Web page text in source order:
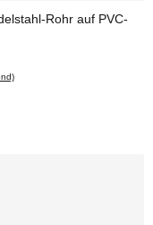
Rohr auf PVC-